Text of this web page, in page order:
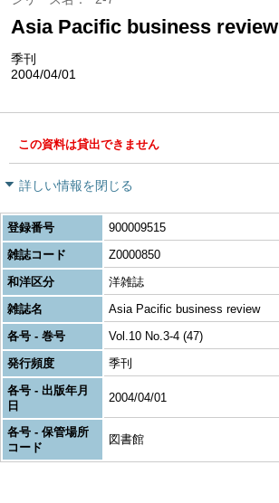
Asia Pacific business review
季刊
2004/04/01
この資料は貸出できません
詳しい情報を閉じる
登録番号
900009515
雑誌コード
Z0000850
和洋区分
洋雑誌
雑誌名
Asia Pacific business review
各号 - 巻号
Vol.10 No.3-4 (47)
発行頻度
季刊
各号 - 出版年月
日
2004/04/01
各号 - 保管場所
コード
図書館